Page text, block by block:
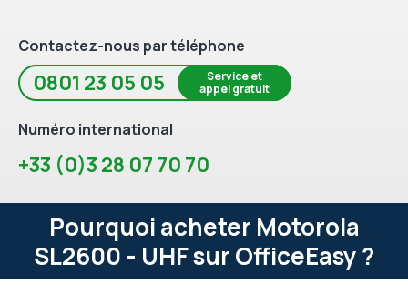
Contactez-nous par téléphone
0801 23 05 05
Service et
appel gratuit
Numéro international
+33 (0)3 28 07 70 70
Pourquoi acheter Motorola
SL2600 - UHF sur OfficeEasy ?